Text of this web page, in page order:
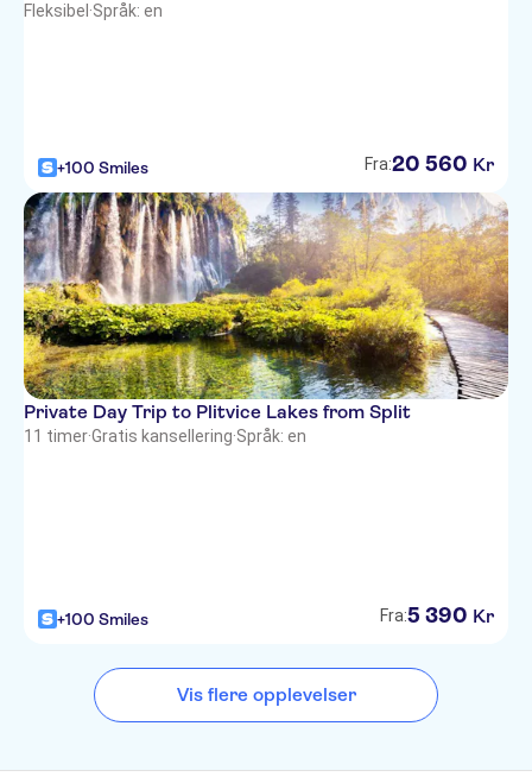
Fleksibel ·Språk: en
+100 Smiles Fra:20 560 Kr
Private Day Trip to Plitvice Lakes from Split
11 timer·Gratis kansellering·Språk: en
+100 Smiles Fra:5 390 Kr
Vis flere opplevelser